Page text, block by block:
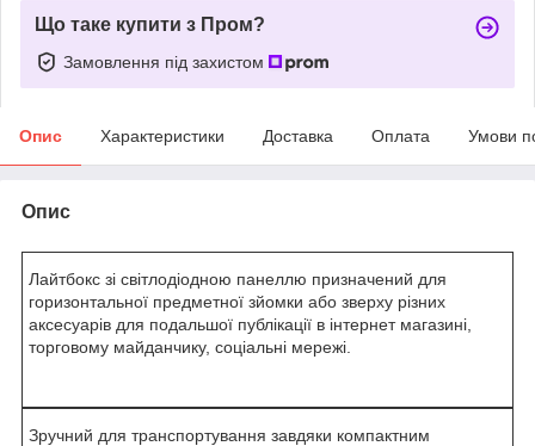
Що таке купити з Пром?
Замовлення під захистом
Опис Характеристики Доставка Оплата Умови
Опис
Лайтбокс зі світлодіодною панеллю призначений для
горизонтальної предметної зйомки або зверху різних
аксесуарів для подальшої публікації в інтернет магазині,
торговому майданчику, соціальні мережі.
Зручний для транспортування завдяки компактним